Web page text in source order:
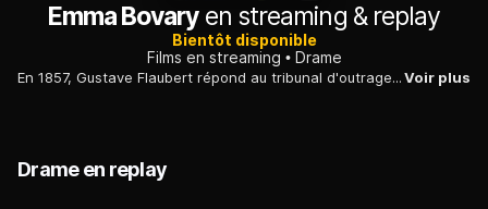
Emma Bovaryen streaming & replay
Bientôt disponible
Films en streaming
Drame
En 1857, Gustave Flaubert répond au tribunal d'outrage à la morale publique et religieuse. Au cours du procès, c'est la condition des femmes qui se joue.Voir plus
Drame en replay